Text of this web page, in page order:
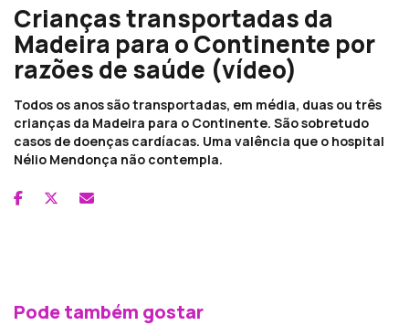
Crianças transportadas da
Madeira para o Continente por
razões de saúde (vídeo)
Todos os anos são transportadas, em média, duas ou três
crianças da Madeira para o Continente. São sobretudo
casos de doenças cardíacas. Uma valência que o hospital
Nélio Mendonça não contempla.
Pode também gostar